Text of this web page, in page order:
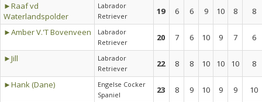
►Raaf vd
Waterlandspolder
Labrador
Retriever
19 6 6 9 10 8
8
►Amber V.'T Bovenveen
Labrador
Retriever
20 7 6 10 9 7
6
►Jill
Labrador
Retriever
22 8 8 10 10 10
8
►Hank (Dane)
Engelse Cocker
Spaniel
23 8 9 10 9 9
10